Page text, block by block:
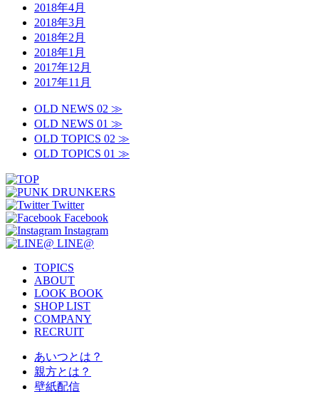
2018年4月
2018年3月
2018年2月
2018年1月
2017年12月
2017年11月
OLD NEWS 02 ≫
OLD NEWS 01 ≫
OLD TOPICS 02 ≫
OLD TOPICS 01 ≫
Twitter
Facebook
Instagram
LINE@
TOPICS
ABOUT
LOOK BOOK
SHOP LIST
COMPANY
RECRUIT
あいつとは？
親方とは？
壁紙配信